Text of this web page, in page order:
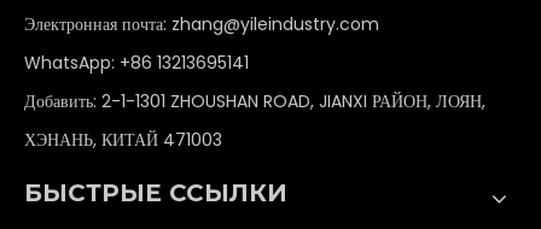
Электронная почта: zhang@yileindustry.com
WhatsApp: +86 13213695141
Добавить: 2-1-1301 ZHOUSHAN ROAD, JIANXI РАЙОН, ЛОЯН,
ХЭНАНЬ, КИТАЙ 471003
БЫСТРЫЕ ССЫЛКИ